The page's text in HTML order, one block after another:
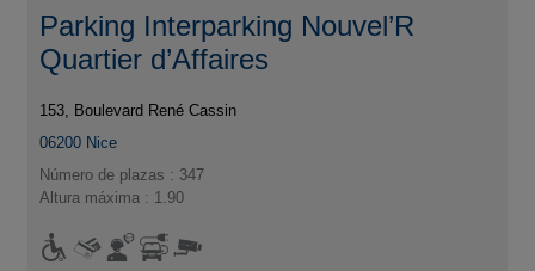
Parking Interparking Nouvel’R
Quartier d’Affaires
153, Boulevard René Cassin
06200 Nice
Número de plazas : 347
Altura máxima : 1.90